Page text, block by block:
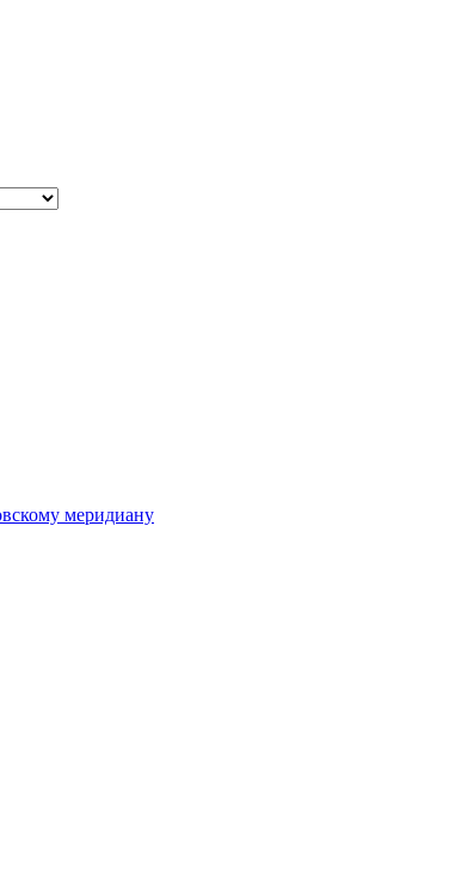
меридиану